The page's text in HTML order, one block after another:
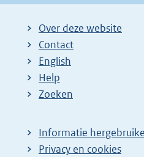
Over deze website
Contact
English
Help
Zoeken
Informatie
Privacy en cookies